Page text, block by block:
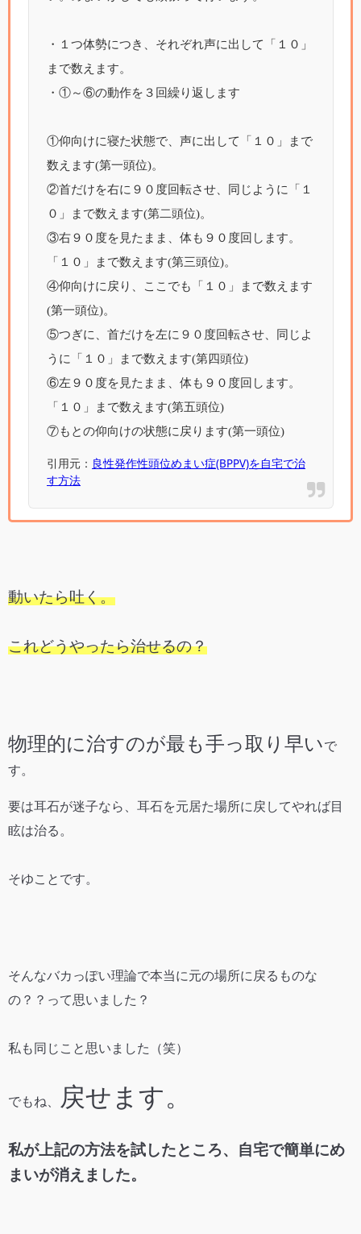
・１つ体勢につき、それぞれ声に出して「１０」
まで数えます。
・①～⑥の動作を３回繰り返します
①仰向けに寝た状態で、声に出して「１０」まで
数えます(第一頭位)。
②首だけを右に９０度回転させ、同じように「１
０」まで数えます(第二頭位)。
③右９０度を見たまま、体も９０度回します。
「１０」まで数えます(第三頭位)。
④仰向けに戻り、ここでも「１０」まで数えます
(第一頭位)。
⑤つぎに、首だけを左に９０度回転させ、同じよ
うに「１０」まで数えます(第四頭位)
⑥左９０度を見たまま、体も９０度回します。
「１０」まで数えます(第五頭位)
⑦もとの仰向けの状態に戻ります(第一頭位)
引用元： 良性発作性頭位めまい症(BPPV)を自宅で治
す方法
動いたら吐く。
これどうやったら治せるの？
物理的に治すのが最も手っ取り早いで
す。
要は耳石が迷子なら、耳石を元居た場所に戻してやれば目
眩は治る。
そゆことです。
そんなバカっぽい理論で本当に元の場所に戻るものな
の？？って思いました？
私も同じこと思いました（笑）
でもね、 戻せます。
私が上記の方法を試したところ、自宅で簡単にめ
まいが消えました。